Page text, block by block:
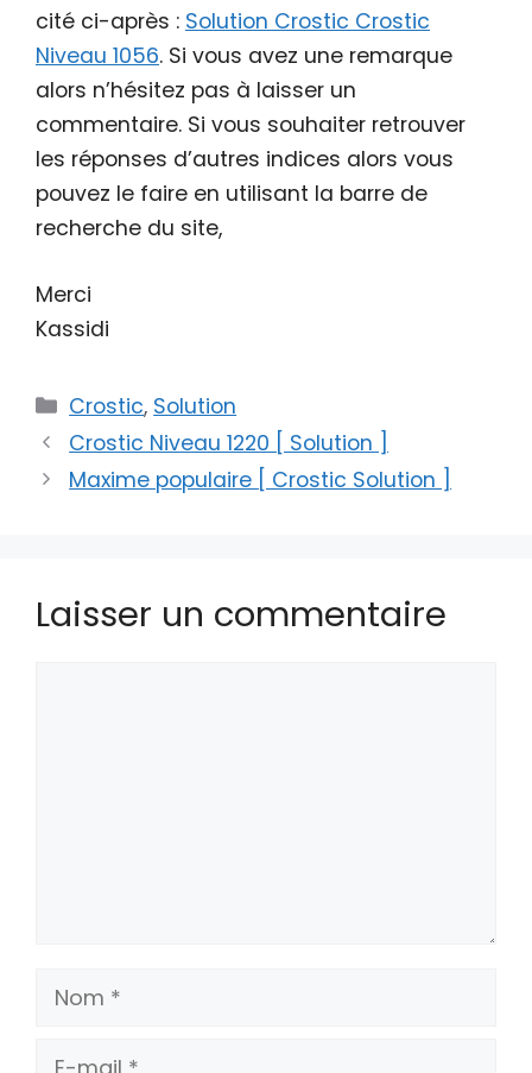
cité ci-après : Solution Crostic Crostic
Niveau 1056. Si vous avez une remarque
alors n’hésitez pas à laisser un
commentaire. Si vous souhaiter retrouver
les réponses d’autres indices alors vous
pouvez le faire en utilisant la barre de
recherche du site,
Merci
Kassidi
Catégories
Crostic, Solution
Crostic Niveau 1220 [ Solution ]
Maxime populaire [ Crostic Solution ]
Laisser un commentaire
Nom
E-